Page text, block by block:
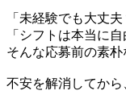
「未経験でも大丈夫
「シフトは本当に自
そんな応募前の素
不安を解消してか